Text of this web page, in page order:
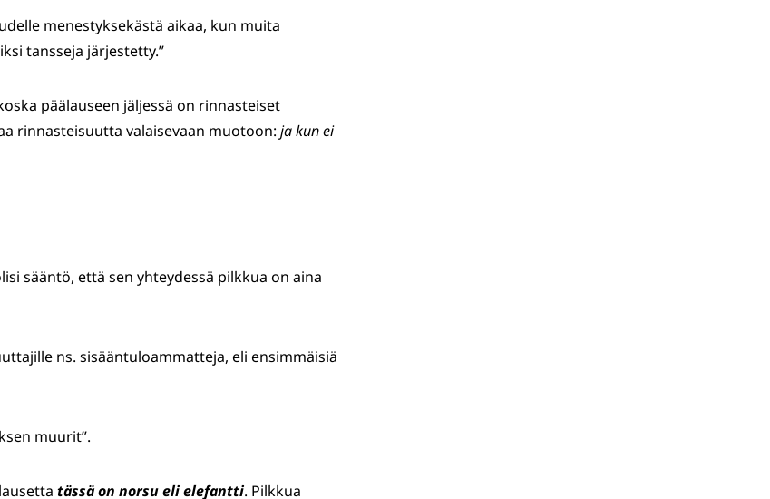
menestyksekästä aikaa, kun muita
tansseja järjestetty.”
päälauseen jäljessä on rinnasteiset
rinnasteisuutta valaisevaan muotoon: ja kun ei
sääntö, että sen yhteydessä pilkkua on aina
ns. sisääntuloammatteja, eli ensimmäisiä
muurit”.
tässä on norsu eli elefantti. Pilkkua